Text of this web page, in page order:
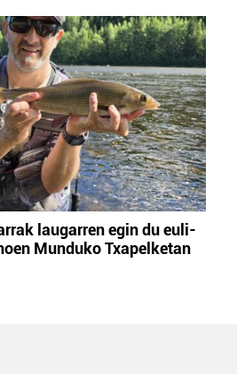
laugarren egin du euli-
Munduko Txapelketan